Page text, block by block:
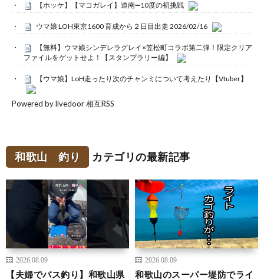
【ホッケ】【マコガレイ】道南➖10度の初挑戦
ウマ娘 LOH東京1600 育成から２日目出走 2026/02/16
【無料】ウマ娘シンデレラグレイ×笠松町コラボ第二弾！限定クリア
ファイルをゲットせよ！【スタンプラリー編】
【ウマ娘】LoH走ったり次のチャンミについて考えたり【Vtuber】
Powered by livedoor 相互RSS
和歌山 釣り カテゴリの最新記事
2026.08.09
【夫婦でバス釣り】和歌山県
2026.08.09
和歌山のスーパー堤防でライ